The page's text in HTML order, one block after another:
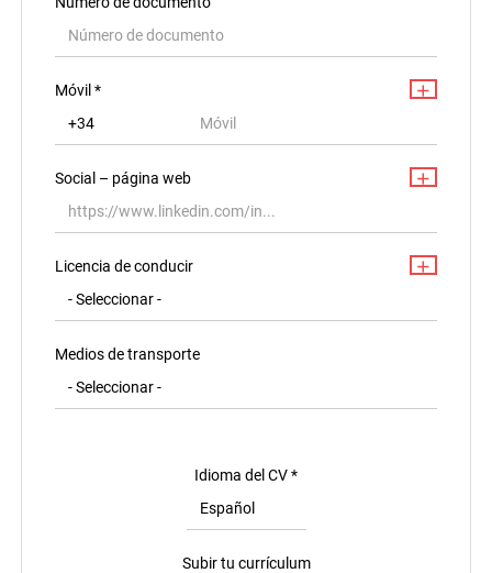
Móvil *
Social – página web
Licencia de conducir
Medios de transporte
Idioma del CV *
Subir tu currículum